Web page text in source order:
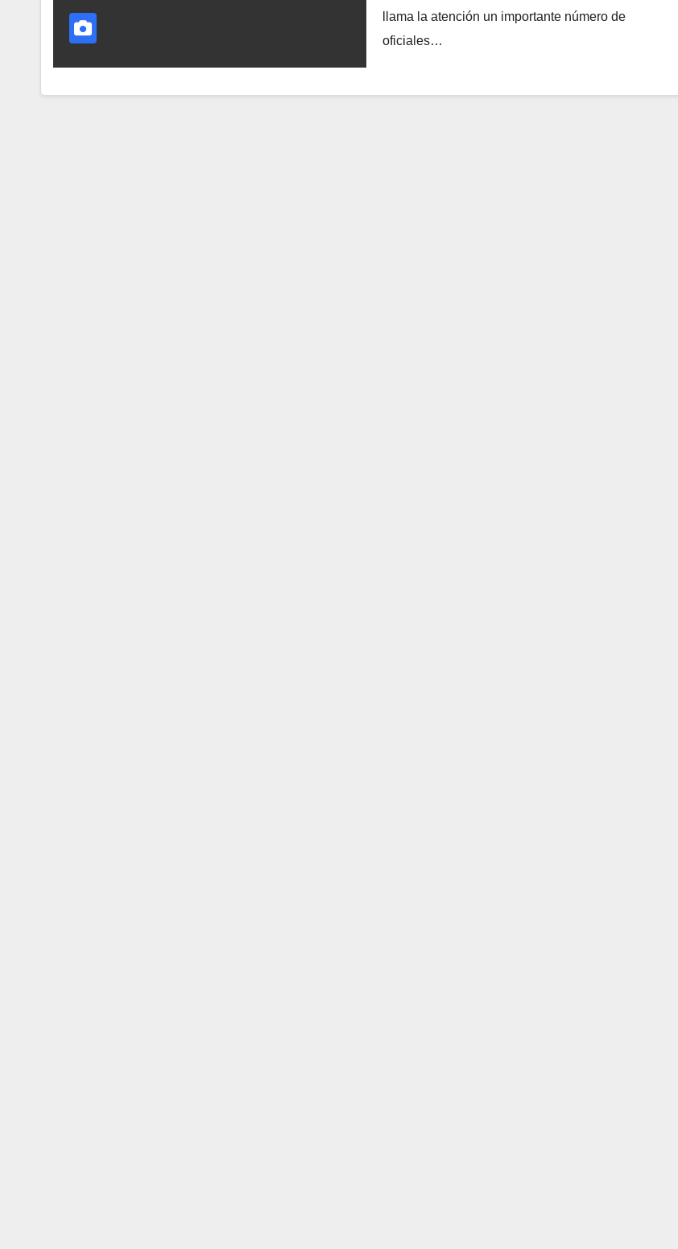
llama la atención un importante número de
oficiales…